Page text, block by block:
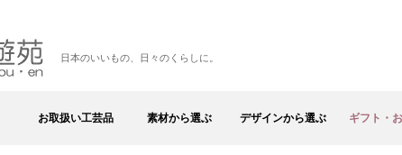
日本のいいもの、日々のくらしに。
お取扱い工芸品 素材から選ぶ デザインから選ぶ ギフト・